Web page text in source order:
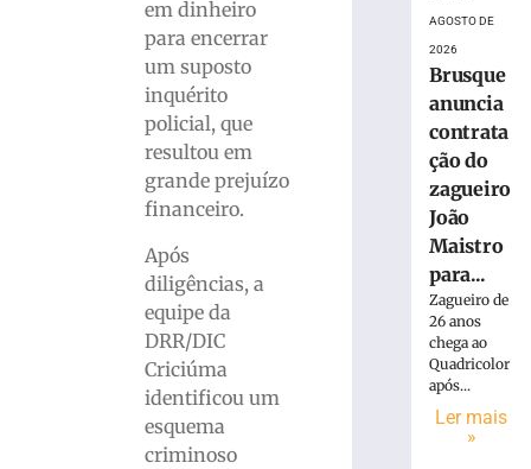
em dinheiro
para encerrar
um suposto
inquérito
policial, que
resultou em
grande prejuízo
financeiro.
Após
diligências, a
equipe da
DRR/DIC
Criciúma
identificou um
esquema
criminoso
Homem
matou
mulher
ocultou
cadáver
condenado
AGOSTO DE
2026
Brusque
anuncia
contrata
ção do
zagueiro
João
Maistro
para...
Zagueiro de
26 anos
chega ao
Quadricolor
após...
Ler mais
»